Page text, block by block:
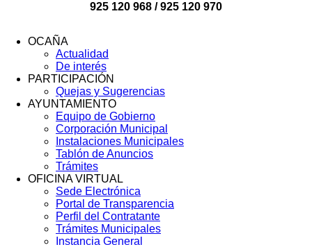
925 120 968 / 925 120 970
OCAÑA
Actualidad
De interés
PARTICIPACIÓN
Quejas y Sugerencias
AYUNTAMIENTO
Equipo de Gobierno
Corporación Municipal
Instalaciones Municipales
Tablón de Anuncios
Trámites
OFICINA VIRTUAL
Sede Electrónica
Portal de Transparencia
Perfil del Contratante
Trámites Municipales
Instancia General